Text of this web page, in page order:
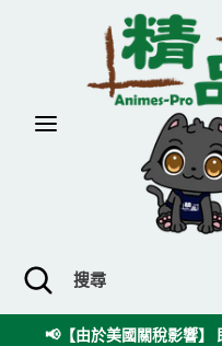
尋
搜
尋
關
閉
搜
服務運送到美國地
🌸經